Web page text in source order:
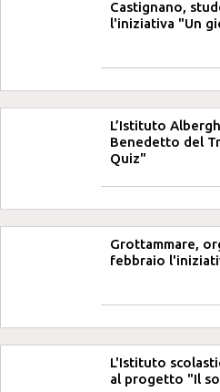
Castignano,
l'iniziativa "Un
L’Istituto
Benedetto del
Quiz"
Grottammare,
febbraio
L'Istituto
al progetto "Il